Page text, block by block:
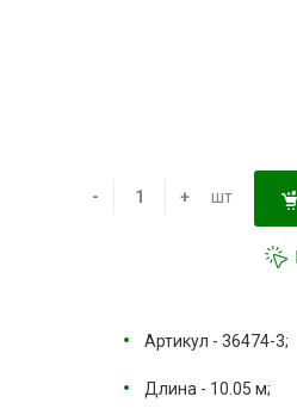
- + шт
Артикул - 36474-3;
Длина - 10.05 м;